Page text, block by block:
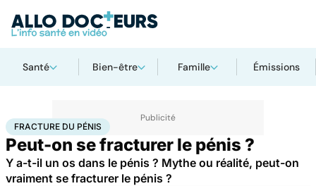
Santé Bien-être Famille Émissions
AccueilSantéFracture du pénis
FRACTURE DU PÉNIS
Peut-on se fracturer le pénis ?
Y a-t-il un os dans le pénis ? Mythe ou réalité, peut-on
vraiment se fracturer le pénis ?